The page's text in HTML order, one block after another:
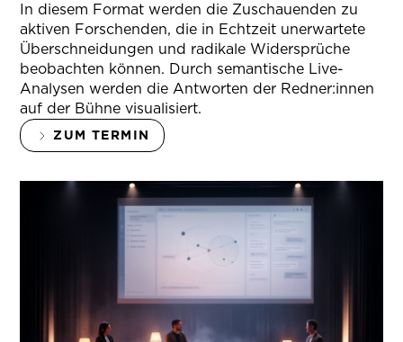
In diesem Format werden die Zuschauenden zu
aktiven Forschenden, die in Echtzeit unerwartete
Überschneidungen und radikale Widersprüche
beobachten können. Durch semantische Live-
Analysen werden die Antworten der Redner:innen
auf der Bühne visualisiert.
ZUM TERMIN